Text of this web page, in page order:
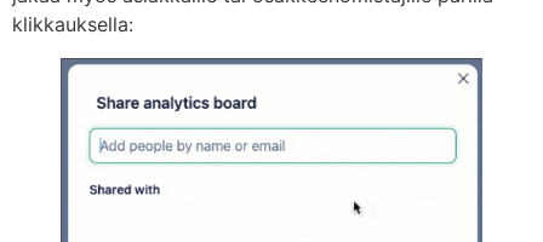
klikkauksella: